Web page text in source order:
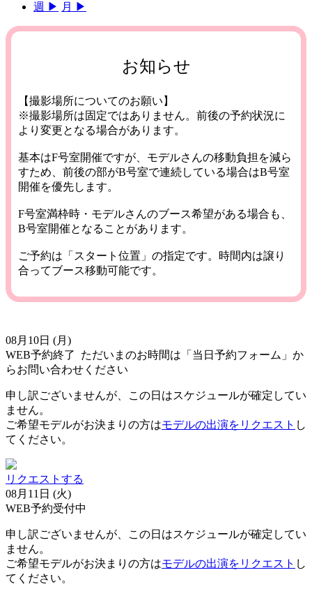
週 ▶︎ 月 ▶︎
お知らせ
【撮影場所についてのお願い】
※撮影場所は固定ではありません。前後の予約状況に
より変更となる場合があります。
基本はF号室開催ですが、モデルさんの移動負担を減ら
すため、前後の部がB号室で連続している場合はB号室
開催を優先します。
F号室満枠時・モデルさんのブース希望がある場合も、
B号室開催となることがあります。
ご予約は「スタート位置」の指定です。時間内は譲り
合ってブース移動可能です。
08月10日 (月)
WEB予約終了
ただいまのお時間は「当日予約フォーム」か
らお問い合わせください
申し訳ございませんが、この日はスケジュールが確定してい
ません。
ご希望モデルがお決まりの方はモデルの出演をリクエスト し
てください。
リクエストする
08月11日 (火)
WEB予約受付中
申し訳ございませんが、この日はスケジュールが確定してい
ません。
ご希望モデルがお決まりの方はモデルの出演をリクエスト し
てください。